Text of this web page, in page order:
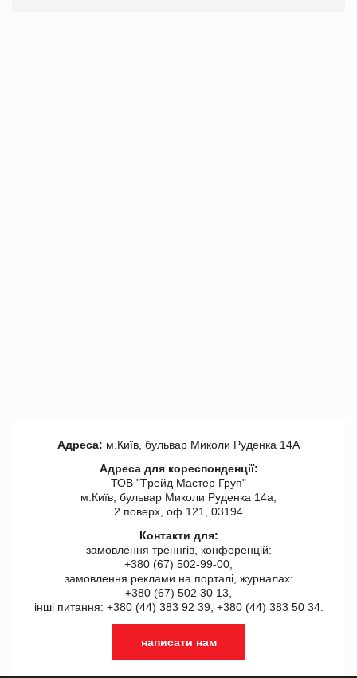
Адреса: м.Київ, бульвар Миколи Руденка 14А
Адреса для кореспонденції:
ТОВ "Tрейд Мастер Груп"
м.Київ, бульвар Миколи Руденка 14а,
2 поверх, оф 121, 03194
Контакти для:
замовлення треннгів, конференцій:
+380 (67) 502-99-00,
замовлення реклами на порталі, журналах:
+380 (67) 502 30 13,
інші питання: +380 (44) 383 92 39, +380 (44) 383 50 34.
написати нам